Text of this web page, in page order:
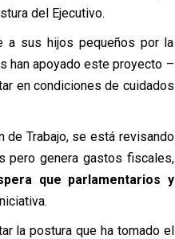
del Ejecutivo.
a sus hijos pequeños por la
han apoyado este proyecto –
en condiciones de cuidados
de Trabajo, se está revisando
pero genera gastos fiscales,
que parlamentarios y
la postura que ha tomado el